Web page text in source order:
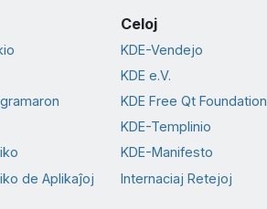
de Aplikaĵoj
Celoj
KDE-Vendejo
KDE e.V.
KDE Free Qt Foundation
KDE-Templinio
KDE-Manifesto
Internaciaj Retejoj